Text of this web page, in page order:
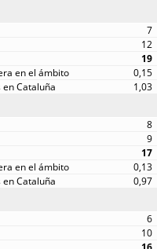
7
12
19
0,15
1,03
8
9
17
0,13
0,97
6
10